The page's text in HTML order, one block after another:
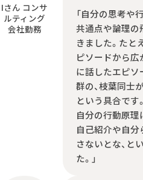
Iさん コンサ
ルティング
会社勤務
「自分の思考や
共通点や論理の
きました。たと
ピソードから広
に話したエピソ
群の、枝葉同士
という具合です
自分の行動原理
自己紹介や自
さないとな、と
た。」